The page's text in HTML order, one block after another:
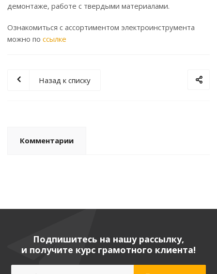
демонтаже, работе с твердыми материалами.
Ознакомиться с ассортиментом электроинструмента
можно по ссылке
Назад к списку
Комментарии
Подпишитесь на нашу рассылку,
и получите курс грамотного клиента!